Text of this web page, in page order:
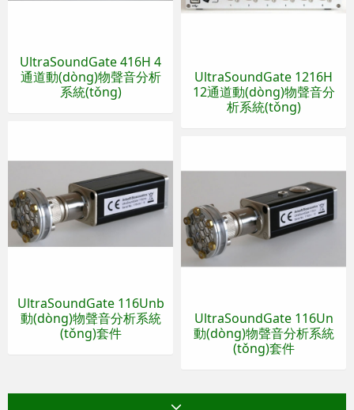
UltraSoundGate 416H 4
通道動(dòng)物聲音分析
系統(tǒng)
UltraSoundGate 1216H
12通道動(dòng)物聲音分
析系統(tǒng)
UltraSoundGate 116Unb
動(dòng)物聲音分析系統
(tǒng)套件
UltraSoundGate 116Un
動(dòng)物聲音分析系統
(tǒng)套件